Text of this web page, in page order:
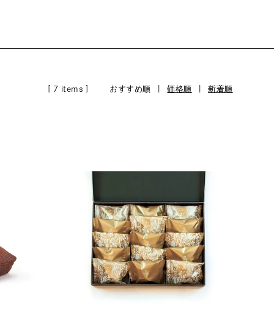
[ 7 items ] おすすめ順 |価格順 |新着順